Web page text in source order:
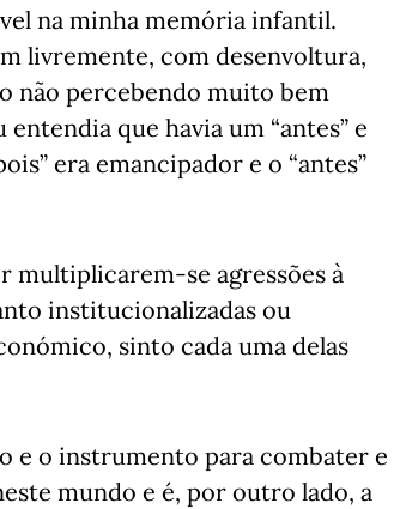
na minha memória infantil.
livremente, com desenvoltura,
não percebendo muito bem
que havia um “antes” e
era emancipador e o “antes”
multiplicarem-se agressões à
institucionalizadas ou
sinto cada uma delas
e o instrumento para combater e
mundo e é, por outro lado, a